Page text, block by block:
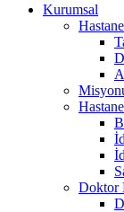
Kurumsal
Doktor